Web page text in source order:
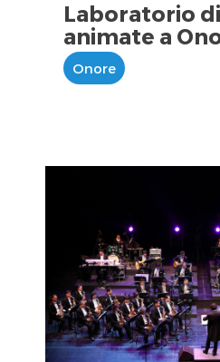
Laboratorio
animate a
Onore